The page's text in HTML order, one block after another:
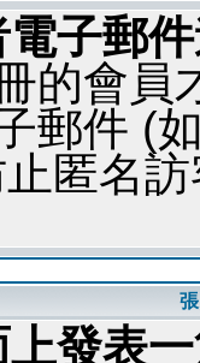
子郵
的會員
郵件 (
匿名
發表